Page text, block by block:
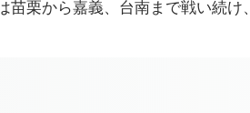
栗から嘉義、台南まで戦い続